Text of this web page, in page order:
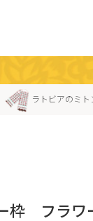
ラトビアのミト
フラワー